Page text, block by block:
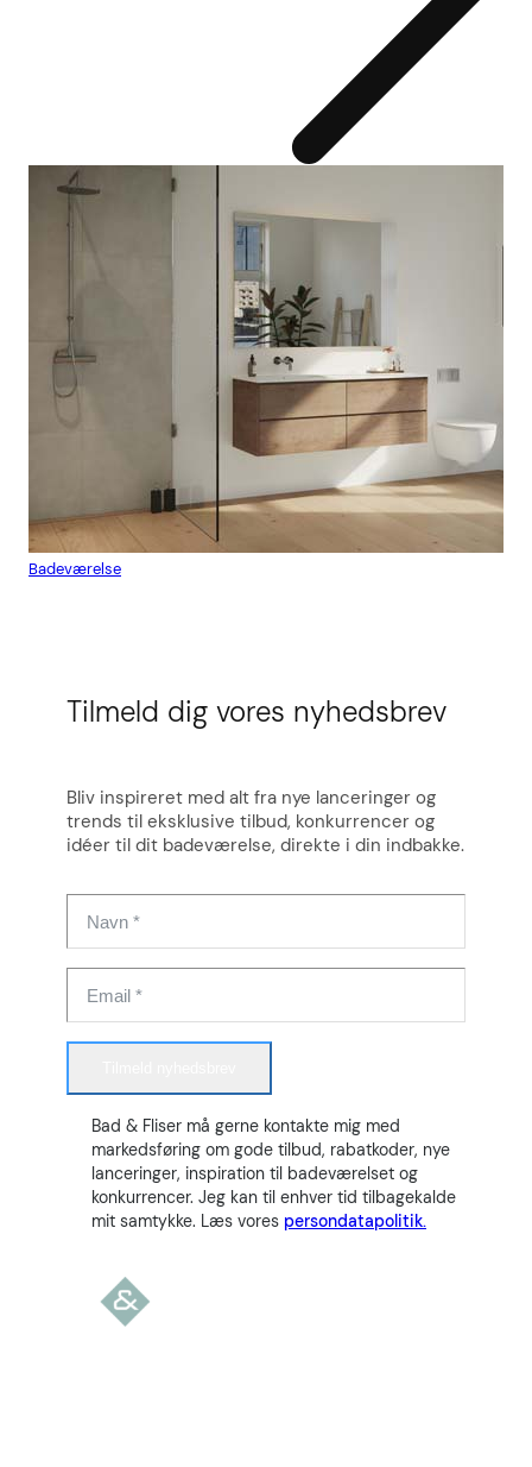
Badeværelse
Tilmeld dig vores nyhedsbrev
Bliv inspireret med alt fra nye lanceringer og
trends til eksklusive tilbud, konkurrencer og
idéer til dit badeværelse, direkte i din indbakke.
Bad & Fliser må gerne kontakte mig med
markedsføring om gode tilbud, rabatkoder, nye
lanceringer, inspiration til badeværelset og
konkurrencer. Jeg kan til enhver tid tilbagekalde
mit samtykke. Læs vores persondatapolitik.